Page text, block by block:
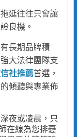
延往往只會讓
良機。
長期品牌積
大法律團隊支
社推薦首選，
傾聽與專業佈
夜或凌晨，只
在線為您排憂